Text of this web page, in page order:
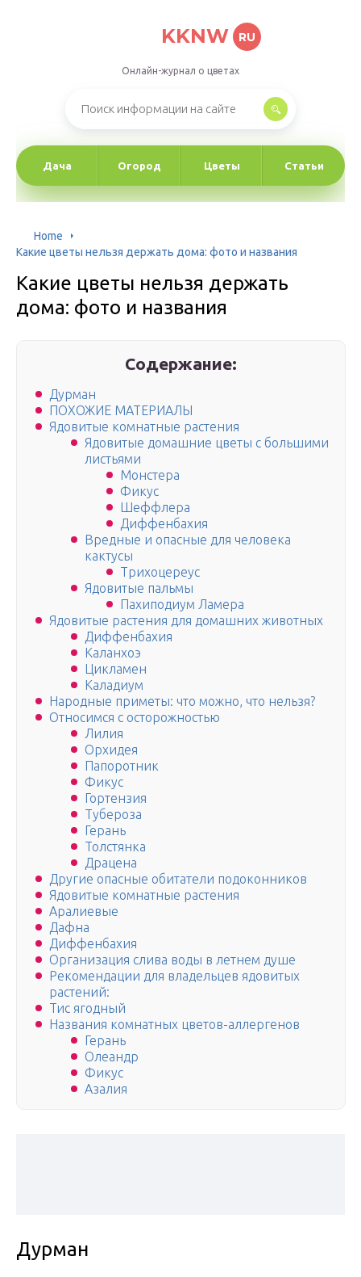
KKNW RU
Онлайн-журнал о цветах
Дача Огород Цветы Статьи
Home
Какие цветы нельзя держать дома: фото и названия
Какие цветы нельзя держать
дома: фото и названия
Содержание:
Дурман
ПОХОЖИЕ МАТЕРИАЛЫ
Ядовитые комнатные растения
Ядовитые домашние цветы с большими
листьями
Монстера
Фикус
Шеффлера
Диффенбахия
Вредные и опасные для человека
кактусы
Трихоцереус
Ядовитые пальмы
Пахиподиум Ламера
Ядовитые растения для домашних животных
Диффенбахия
Каланхоэ
Цикламен
Каладиум
Народные приметы: что можно, что нельзя?
Относимся с осторожностью
Лилия
Орхидея
Папоротник
Фикус
Гортензия
Тубероза
Герань
Толстянка
Драцена
Другие опасные обитатели подоконников
Ядовитые комнатные растения
Аралиевые
Дафна
Диффенбахия
Организация слива воды в летнем душе
Рекомендации для владельцев ядовитых
растений:
Тис ягодный
Названия комнатных цветов-аллергенов
Герань
Олеандр
Фикус
Азалия
Дурман